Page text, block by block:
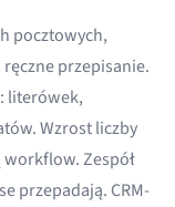
pocztowych,
przepisanie.
literówek,
Wzrost liczby
Zespół
przepadają. CRM-